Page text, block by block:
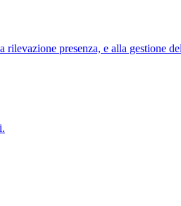
presenza, e alla gestione